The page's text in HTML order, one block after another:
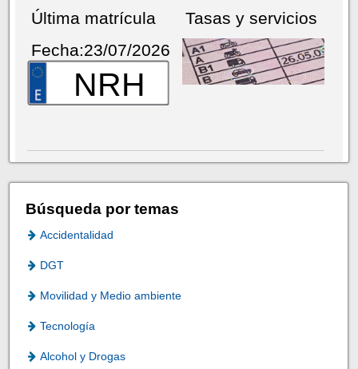
Última matrícula
Fecha:23/07/2026
NRH
Tasas y servicios
Búsqueda por temas
Accidentalidad
DGT
Movilidad y Medio ambiente
Tecnología
Alcohol y Drogas